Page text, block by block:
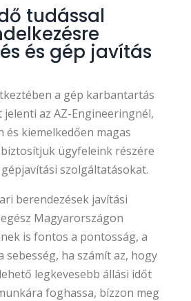
tudással
és gép javítás
a gép karbantartás
jelenti az AZ-Engineeringnél,
és kiemelkedően magas
ügyfeleink részére
szolgáltatásokat.
berendezések javítási
Magyarországon
is fontos a pontosság, a
sebesség, ha számít az, hogy
legkevesebb állási időt
foghassa, bízzon meg